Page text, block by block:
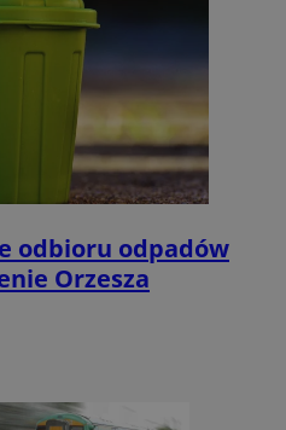
odbioru odpadów
Orzesza